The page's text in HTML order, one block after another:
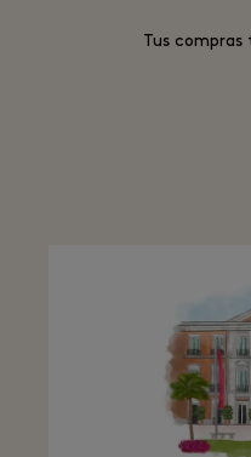
Tus compras